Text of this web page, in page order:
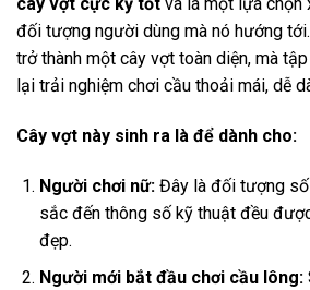
đối tượng người dùng mà nó hướng
trở thành một cây vợt toàn diện, mà
lại trải nghiệm chơi cầu thoải mái, dễ
Cây vợt này sinh ra là để dành cho:
Người chơi nữ:Đây là đối tượng số
sắc đến thông số kỹ thuật đều
đẹp.
Người mới bắt đầu chơi cầu lông: